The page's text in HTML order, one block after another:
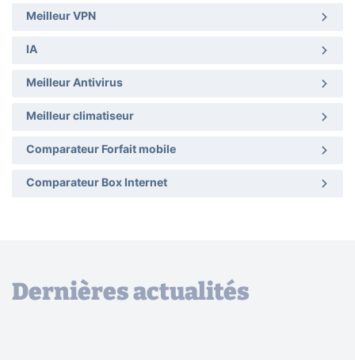
Meilleur VPN
IA
Meilleur Antivirus
Meilleur climatiseur
Comparateur Forfait mobile
Comparateur Box Internet
Dernières actualités